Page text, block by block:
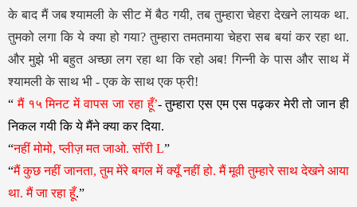
के बाद मैं जब श्यामली के सीट में बैठ गयी, तब तुम्हारा चेहरा देखने लायक था.
तुमको लगा कि ये क्या हो गया? तुम्हारा तमतमाया चेहरा सब बयां कर रहा था.
और मुझे भी बहुत अच्छा लग रहा था कि रहो अब! गिन्नी के पास और साथ में
श्यामली के साथ भी - एक के साथ एक फ्री!
“मैं १५ मिनट में वापस जा रहा हूँ’- तुम्हारा एस एम एस पढ़कर मेरी तो जान ही
निकल गयी कि ये मैंने क्या कर दिया.
“नहीं मोमो, प्लीज़ मत जाओ. सॉरी L”
“मैं कुछ नहीं जानता, तुम मेंरे बगल में क्यूँ नहीं हो. मैं मूवी तुम्हारे साथ देखने आया
था. मैं जा रहा हूँ.”